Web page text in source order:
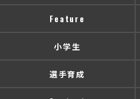
Feature
小学生
選手育成